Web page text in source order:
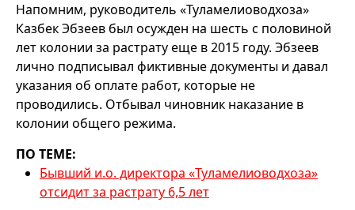
Напомним, руководитель «Туламелиоводхоза»
Казбек Эбзеев был осужден на шесть с половиной
лет колонии за растрату еще в 2015 году. Эбзеев
лично подписывал фиктивные документы и давал
указания об оплате работ, которые не
проводились. Отбывал чиновник наказание в
колонии общего режима.
ПО ТЕМЕ:
Бывший и.о. директора «Туламелиоводхоза»
отсидит за растрату 6,5 лет